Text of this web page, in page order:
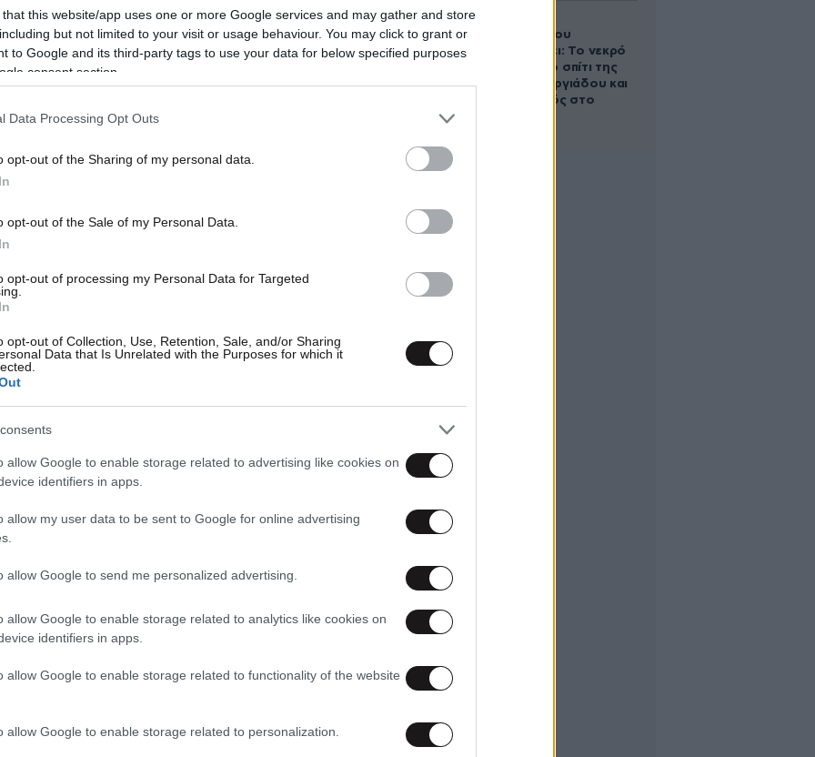
that this website/app uses one or more Google services and may gather and store
but not limited to your visit or usage behaviour. You may click to grant or
to Google and its third-party tags to use your data for below specified purposes
consent section.
Data Processing Opt Outs
opt-out of the Sharing of my personal data.
opt-out of the Sale of my Personal Data.
opt-out of processing my Personal Data for Targeted
opt-out of Collection, Use, Retention, Sale, and/or Sharing
Data that Is Unrelated with the Purposes for which it
allow Google to enable storage related to advertising like cookies on
identifiers in apps.
allow my user data to be sent to Google for online advertising
allow Google to send me personalized advertising.
allow Google to enable storage related to analytics like cookies on
identifiers in apps.
allow Google to enable storage related to functionality of the website
allow Google to enable storage related to personalization.
ακινήτων από νομικό πρόσωπο, εφόσον τα
του εμφανίζονται ανακριβώς στην
της δήλωσης απαιτείται η διόρθωση
μητρώο του νομικού προσώπου.
ή διαγραφής ακινήτου που έχει δηλωθεί
ακινήτων του υπόχρεου, αναγράφονται
απόκτησης ή μεταβίβασης. Σε
κληρονομικής διαδοχής, αναγράφονται τα
θανάτου αυτού. Σε περίπτωση
αναγράφονται τα στοιχεία που
από ΟΤΑ για οποιονδήποτε λόγο, εκτός από
καταβολή φόρου και υποχρεούται σε
κατά το οποίο εκκρεμεί η καταβολή
δηλώνεται και από τον έχοντα δικαιώματα
αντίστοιχων κωδικών.
κάθε ενιαία ιδιοκτησία. Κατ’
σύσταση οριζόντιας ιδιοκτησίας
ανά όροφο και τα στοιχεία του
αυτών. Στη γραμμή, στην οποία αναγράφονται
και η συνολική επιφάνεια των κτισμάτων
στο συντελεστή δόμησης. Αν
κτίσματα διαφορετικής κατηγορίας,
γραμμές και, σε μια μόνο από αυτές,
και η συνολική επιφάνεια των
Τζώρτζογλου
αποκαλύπτει: Το νεκρό
έμβρυο στο σπίτι της
Μαρίας Γεωργιάδου και
ο εγκλεισμός στο